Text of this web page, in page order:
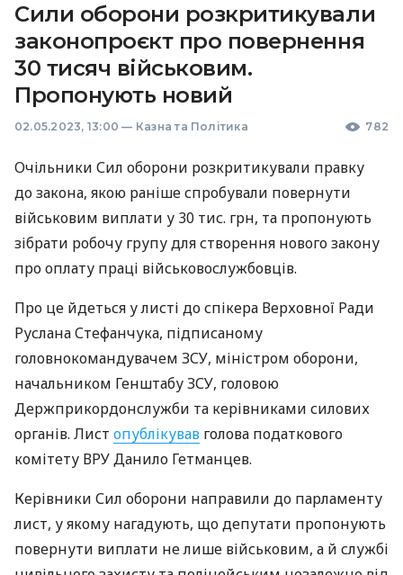
Сили оборони розкритикували
законопроєкт про повернення
30 тисяч військовим.
Пропонують новий
02.05.2023, 13:00 — Казна та Політика 782
Очільники Сил оборони розкритикували правку
до закона, якою раніше спробували повернути
військовим виплати у 30 тис. грн, та пропонують
зібрати робочу групу для створення нового закону
про оплату праці військовослужбовців.
Про це йдеться у листі до спікера Верховної Ради
Руслана Стефанчука, підписаному
головнокомандувачем ЗСУ, міністром оборони,
начальником Генштабу ЗСУ, головою
Держприкордонслужби та керівниками силових
органів. Лист опублікував голова податкового
комітету ВРУ Данило Гетманцев.
Керівники Сил оборони направили до парламенту
лист, у якому нагадують, що депутати пропонують
повернути виплати не лише військовим, а й службі